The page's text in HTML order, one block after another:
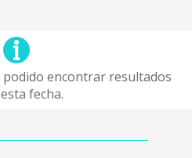
encontrar resultados
fecha.